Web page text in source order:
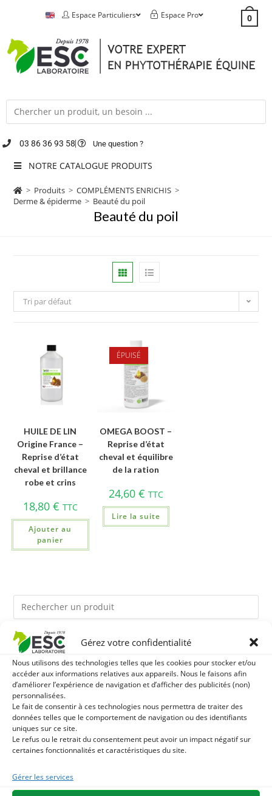
Gérez votre confidentialité
Nous utilisons des technologies telles que les cookies pour stocker et/ou
accéder aux informations relatives aux appareils. Nous le faisons afin
d’améliorer l’expérience de navigation et d’afficher des publicités (non)
personnalisées.
Le fait de consentir à ces technologies nous permettra de traiter des
données telles que le comportement de navigation ou des identifiants
uniques sur ce site.
Le refus ou le retrait du consentement peut avoir un impact négatif sur
certaines fonctionnalités et caractéristiques du site.
Gérer les services
Espace Particuliers Espace Pro 0
03 86 36 93 58 Une question ?
NOTRE CATALOGUE PRODUITS
> Produits > COMPLÉMENTS ENRICHIS >
Derme & épiderme > Beauté du poil
Beauté du poil
Tri par défaut
HUILE DE LIN
Origine France –
Reprise d’état
cheval et brillance
robe et crins
18,80 € TTC
Ajouter au
panier
ÉPUISÉ
OMEGA BOOST –
Reprise d’état
cheval et équilibre
de la ration
24,60 € TTC
Lire la suite
Ils pourraient vous plaire
1 TERRE DE DIATOMEE - PARASITES EXTERNES CHEVAL
2 JUS D'ALOE VERA - SOURCE DE NOMBREUX
NUTRIMENTS - BIEN-ÊTRE DIGESTIF CHEVAL
3 DEMELANT-LUSTRANT - SOIN ROBE ET CRINIÈRE